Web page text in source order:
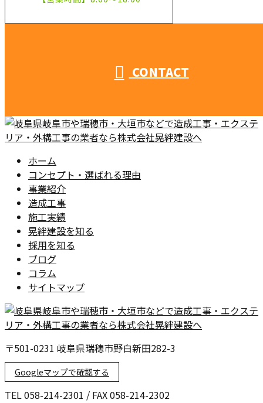
CONTACT
ホーム
コンセプト・選ばれる理由
事業紹介
造成工事
施工実績
晃絆建設を知る
採用を知る
ブログ
コラム
サイトマップ
〒501-0231 岐阜県瑞穂市野白新田282-3
Googleマップで確認する
TEL 058-214-2301 / FAX 058-214-2302